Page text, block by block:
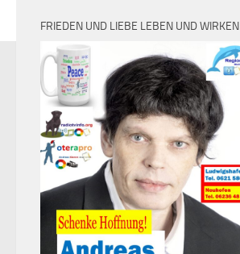
FRIEDEN UND LIEBE LEBEN UND WIRKEN